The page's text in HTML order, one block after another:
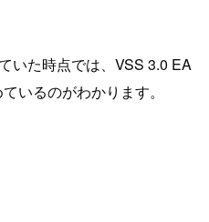
いた時点では、VSS 3.0 EA
いるのがわかります。